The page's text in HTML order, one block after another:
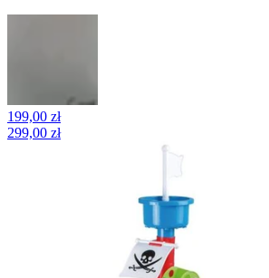
199,00 zł
299,00 zł